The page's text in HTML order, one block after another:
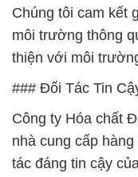
Chúng tôi cam kết
môi trường thông
thiện với môi
### Đối Tác Tin
Công ty Hóa chất
nhà cung cấp
tác đáng tin cậy